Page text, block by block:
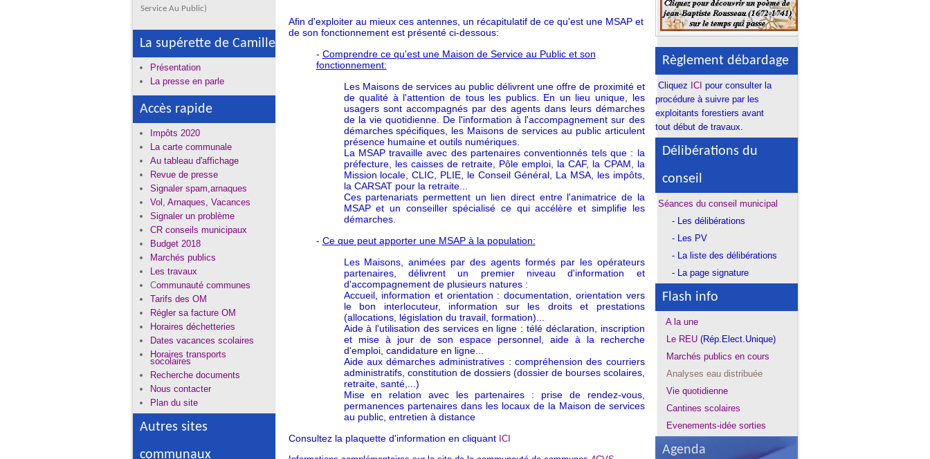
Service Au Public)
La supérette de Camille
Présentation
La presse en parle
Accès rapide
Impôts 2020
La carte communale
Au tableau d'affichage
Revue de presse
Signaler spam,arnaques
Vol, Arnaques, Vacances
Signaler un problème
CR conseils municipaux
Budget 2018
Marchés publics
Les travaux
Communauté communes
Tarifs des OM
Régler sa facture OM
Horaires déchetteries
Dates vacances scolaires
Horaires transports
socolaires
Recherche documents
Nous contacter
Plan du site
Autres sites
communaux
Afin d'exploiter au mieux ces antennes, un récapitulatif de ce qu'est une MSAP et
de son fonctionnement est présenté ci-dessous:
- Comprendre ce qu'est une Maison de Service au Public et son
fonctionnement:
Les Maisons de services au public délivrent une offre de proximité et
de qualité à l'attention de tous les publics. En un lieu unique, les
usagers sont accompagnés par des agents dans leurs démarches
de la vie quotidienne. De l'information à l'accompagnement sur des
démarches spécifiques, les Maisons de services au public articulent
présence humaine et outils numériques.
La MSAP travaille avec des partenaires conventionnés tels que : la
préfecture, les caisses de retraite, Pôle emploi, la CAF, la CPAM, la
Mission locale, CLIC, PLIE, le Conseil Général, La MSA, les impôts,
la CARSAT pour la retraite...
Ces partenariats permettent un lien direct entre l'animatrice de la
MSAP et un conseiller spécialisé ce qui accélère et simplifie les
démarches.
- Ce que peut apporter une MSAP à la population:
Les Maisons, animées par des agents formés par les opérateurs
partenaires, délivrent un premier niveau d'information et
d'accompagnement de plusieurs natures :
Accueil, information et orientation : documentation, orientation vers
le bon interlocuteur, information sur les droits et prestations
(allocations, législation du travail, formation)...
Aide à l'utilisation des services en ligne : télé déclaration, inscription
et mise à jour de son espace personnel, aide à la recherche
d'emploi, candidature en ligne...
Aide aux démarches administratives : compréhension des courriers
administratifs, constitution de dossiers (dossier de bourses scolaires,
retraite, santé,...)
Mise en relation avec les partenaires : prise de rendez-vous,
permanences partenaires dans les locaux de la Maison de services
au public, entretien à distance
Consultez la plaquette d'information en cliquant ICI
Règlement débardage
Cliquez ICI pour consulter la
procédure à suivre par les
exploitants forestiers avant
tout début de travaux.
Délibérations du
conseil
Séances du conseil municipal
- Les délibérations
- Les PV
- La liste des délibérations
- La page signature
Flash info
A la une
Le REU(Rép.Elect.Unique)
Marchés publics en cours
Analyses eau distribuée
Vie quotidienne
Cantines scolaires
Evenements-idée sorties
Agenda